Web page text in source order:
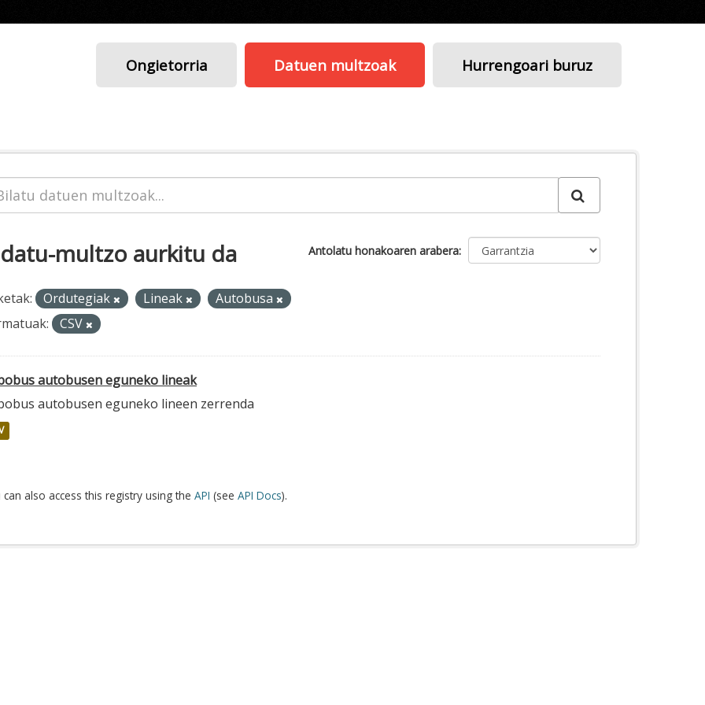
Ongietorria Datuen multzoak Hurrengoari buruz
Antolatu honakoaren arabera
multzo aurkitu da
Ordutegiak Lineak
Autobusa
CSV
autobusen eguneko lineak
autobusen eguneko lineen zerrenda
can also access this registry using the API (see API Docs).